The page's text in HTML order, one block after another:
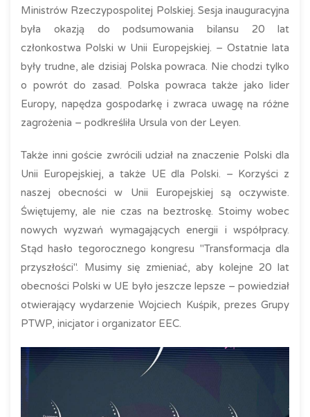
Ministrów Rzeczypospolitej Polskiej. Sesja inauguracyjna
była okazją do podsumowania bilansu 20 lat
członkostwa Polski w Unii Europejskiej. – Ostatnie lata
były trudne, ale dzisiaj Polska powraca. Nie chodzi tylko
o powrót do zasad. Polska powraca także jako lider
Europy, napędza gospodarkę i zwraca uwagę na różne
zagrożenia – podkreśliła Ursula von der Leyen.
Także inni goście zwrócili udział na znaczenie Polski dla
Unii Europejskiej, a także UE dla Polski. – Korzyści z
naszej obecności w Unii Europejskiej są oczywiste.
Świętujemy, ale nie czas na beztroskę. Stoimy wobec
nowych wyzwań wymagających energii i współpracy.
Stąd hasło tegorocznego kongresu "Transformacja dla
przyszłości". Musimy się zmieniać, aby kolejne 20 lat
obecności Polski w UE było jeszcze lepsze – powiedział
otwierający wydarzenie Wojciech Kuśpik, prezes Grupy
PTWP, inicjator i organizator EEC.